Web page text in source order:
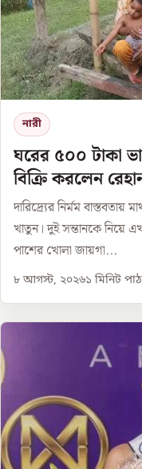
নারী
ঘরের ৫০০ টাকা
বিক্রি করলেন
দারিদ্র্যের নির্মম বাস্তবতায়
খাতুন। দুই সন্তানকে নিয়ে
পাশের খোলা জায়গা...
৮ আগস্ট, ২০২৬১ মিনিট পাঠ